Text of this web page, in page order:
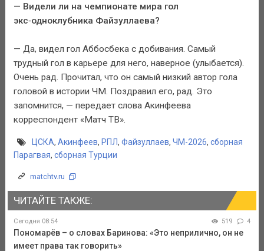
— Видели ли на чемпионате мира гол
экс‑одноклубника Файзуллаева?
— Да, видел гол Аббосбека с добивания. Самый
трудный гол в карьере для него, наверное (улыбается).
Очень рад. Прочитал, что он самый низкий автор гола
головой в истории ЧМ. Поздравил его, рад. Это
запомнится, — передает слова Акинфеева
корреспондент «Матч ТВ».
ЦСКА, Акинфеев, РПЛ, Файзуллаев, ЧМ-2026, сборная
Парагвая, сборная Турции
matchtv.ru
ЧИТАЙТЕ ТАКЖЕ:
Сегодня 08:54 519 4
Пономарёв – о словах Баринова: «Это неприлично, он не
имеет права так говорить»